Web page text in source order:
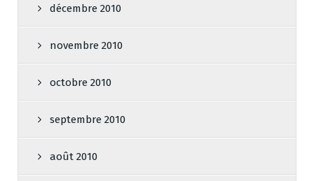
décembre 2010
novembre 2010
octobre 2010
septembre 2010
août 2010